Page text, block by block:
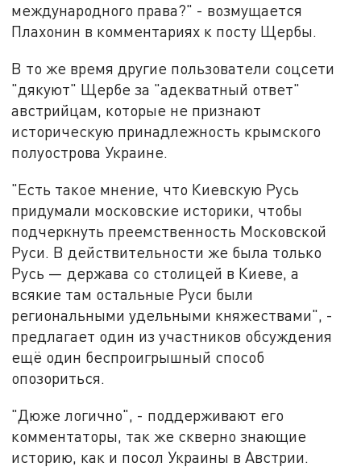
международного права?" - возмущается
Плахонин в комментариях к посту Щербы.
В то же время другие пользователи соцсети
"дякуют" Щербе за "адекватный ответ"
австрийцам, которые не признают
историческую принадлежность крымского
полуострова Украине.
"Есть такое мнение, что Киевскую Русь
придумали московские историки, чтобы
подчеркнуть преемственность Московской
Руси. В действительности же была только
Русь — держава со столицей в Киеве, а
всякие там остальные Руси были
региональными удельными княжествами", -
предлагает один из участников обсуждения
ещё один беспроигрышный способ
опозориться.
"Дюже логично", - поддерживают его
комментаторы, так же скверно знающие
историю, как и посол Украины в Австрии.